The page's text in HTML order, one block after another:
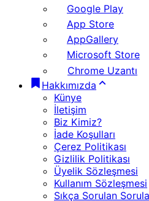
Google Play
App Store
AppGallery
Microsoft Store
Chrome Uzantı
Hakkımızda
Künye
İletişim
Biz Kimiz?
İade Koşulları
Çerez Politikası
Gizlilik Politikası
Üyelik Sözleşmesi
Kullanım Sözleşmesi
Sıkça Sorulan